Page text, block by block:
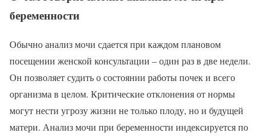
беременности
Обычно анализ мочи сдается при каждом плановом
посещении женской консультации – один раз в две недели.
Он позволяет судить о состоянии работы почек и всего
организма в целом. Критические отклонения от нормы
могут нести угрозу жизни не только плоду, но и будущей
матери. Анализ мочи при беременности индексируется по